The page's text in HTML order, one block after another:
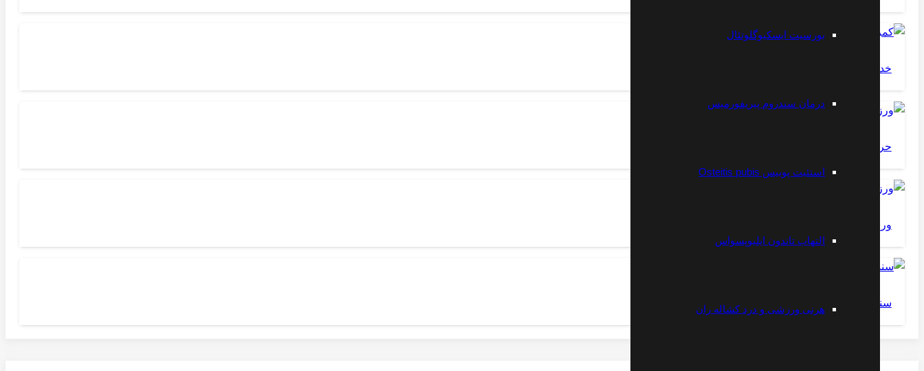
بورسیت ایسکیوگلوتئال
درمان سندروم پیریفورمیس
استئیت پوبیس Osteitis pubis
التهاب تاندون ایلیوپسواس
هرنی ورزشی و درد کشاله ران
خداحافظی با کمر درد – تمرین شماره ۱
حرکت کششی برای کاهش کمر درد-تمرین شماره ۲
ورزش مخصوص شانه درد
سندرم تونل اولنار یا تونل گویان